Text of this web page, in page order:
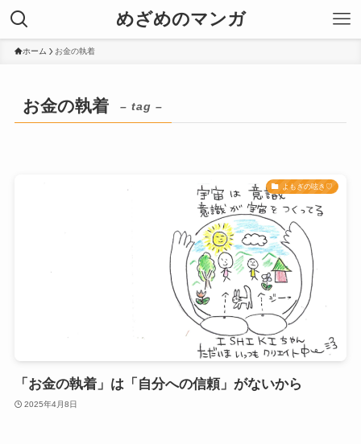
めざめのマンガ
ホーム お金の執着
お金の執着 – tag –
よもぎの呟き♡
「お金の執着」は「自分への信頼」がないから
2025年4月8日